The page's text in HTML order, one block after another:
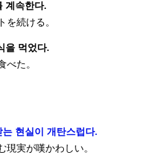
계속한다.
を続ける。
을 먹었다.
べた。
는 현실이 개탄스럽다.
現実が嘆かわしい。